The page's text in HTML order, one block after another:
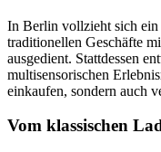
In Berlin vollzieht sich
traditionellen Geschäfte
ausgedient. Stattdessen
multisensorischen
einkaufen, sondern auch
Vom klassischen